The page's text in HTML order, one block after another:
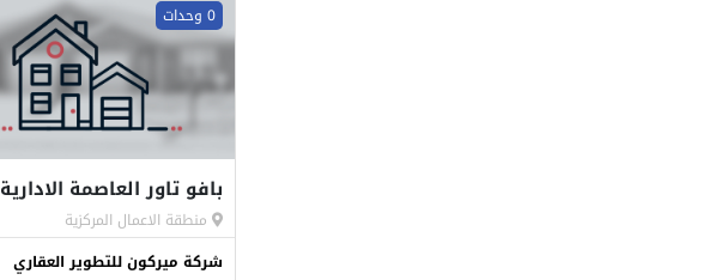
0 وحدات
بافو تاور العاصمة الادارية
منطقة الاعمال المركزية
شركة ميركون للتطوير العقاري